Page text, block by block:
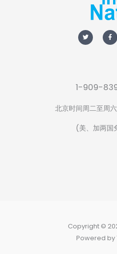
w
i
t
a
c
e
1-909-
北京时间周二至周
(美、加两国
Copyright ©
Powered by